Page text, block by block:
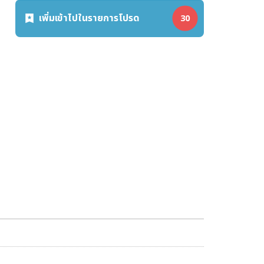
เพิ่มเข้าไปในรายการโปรด